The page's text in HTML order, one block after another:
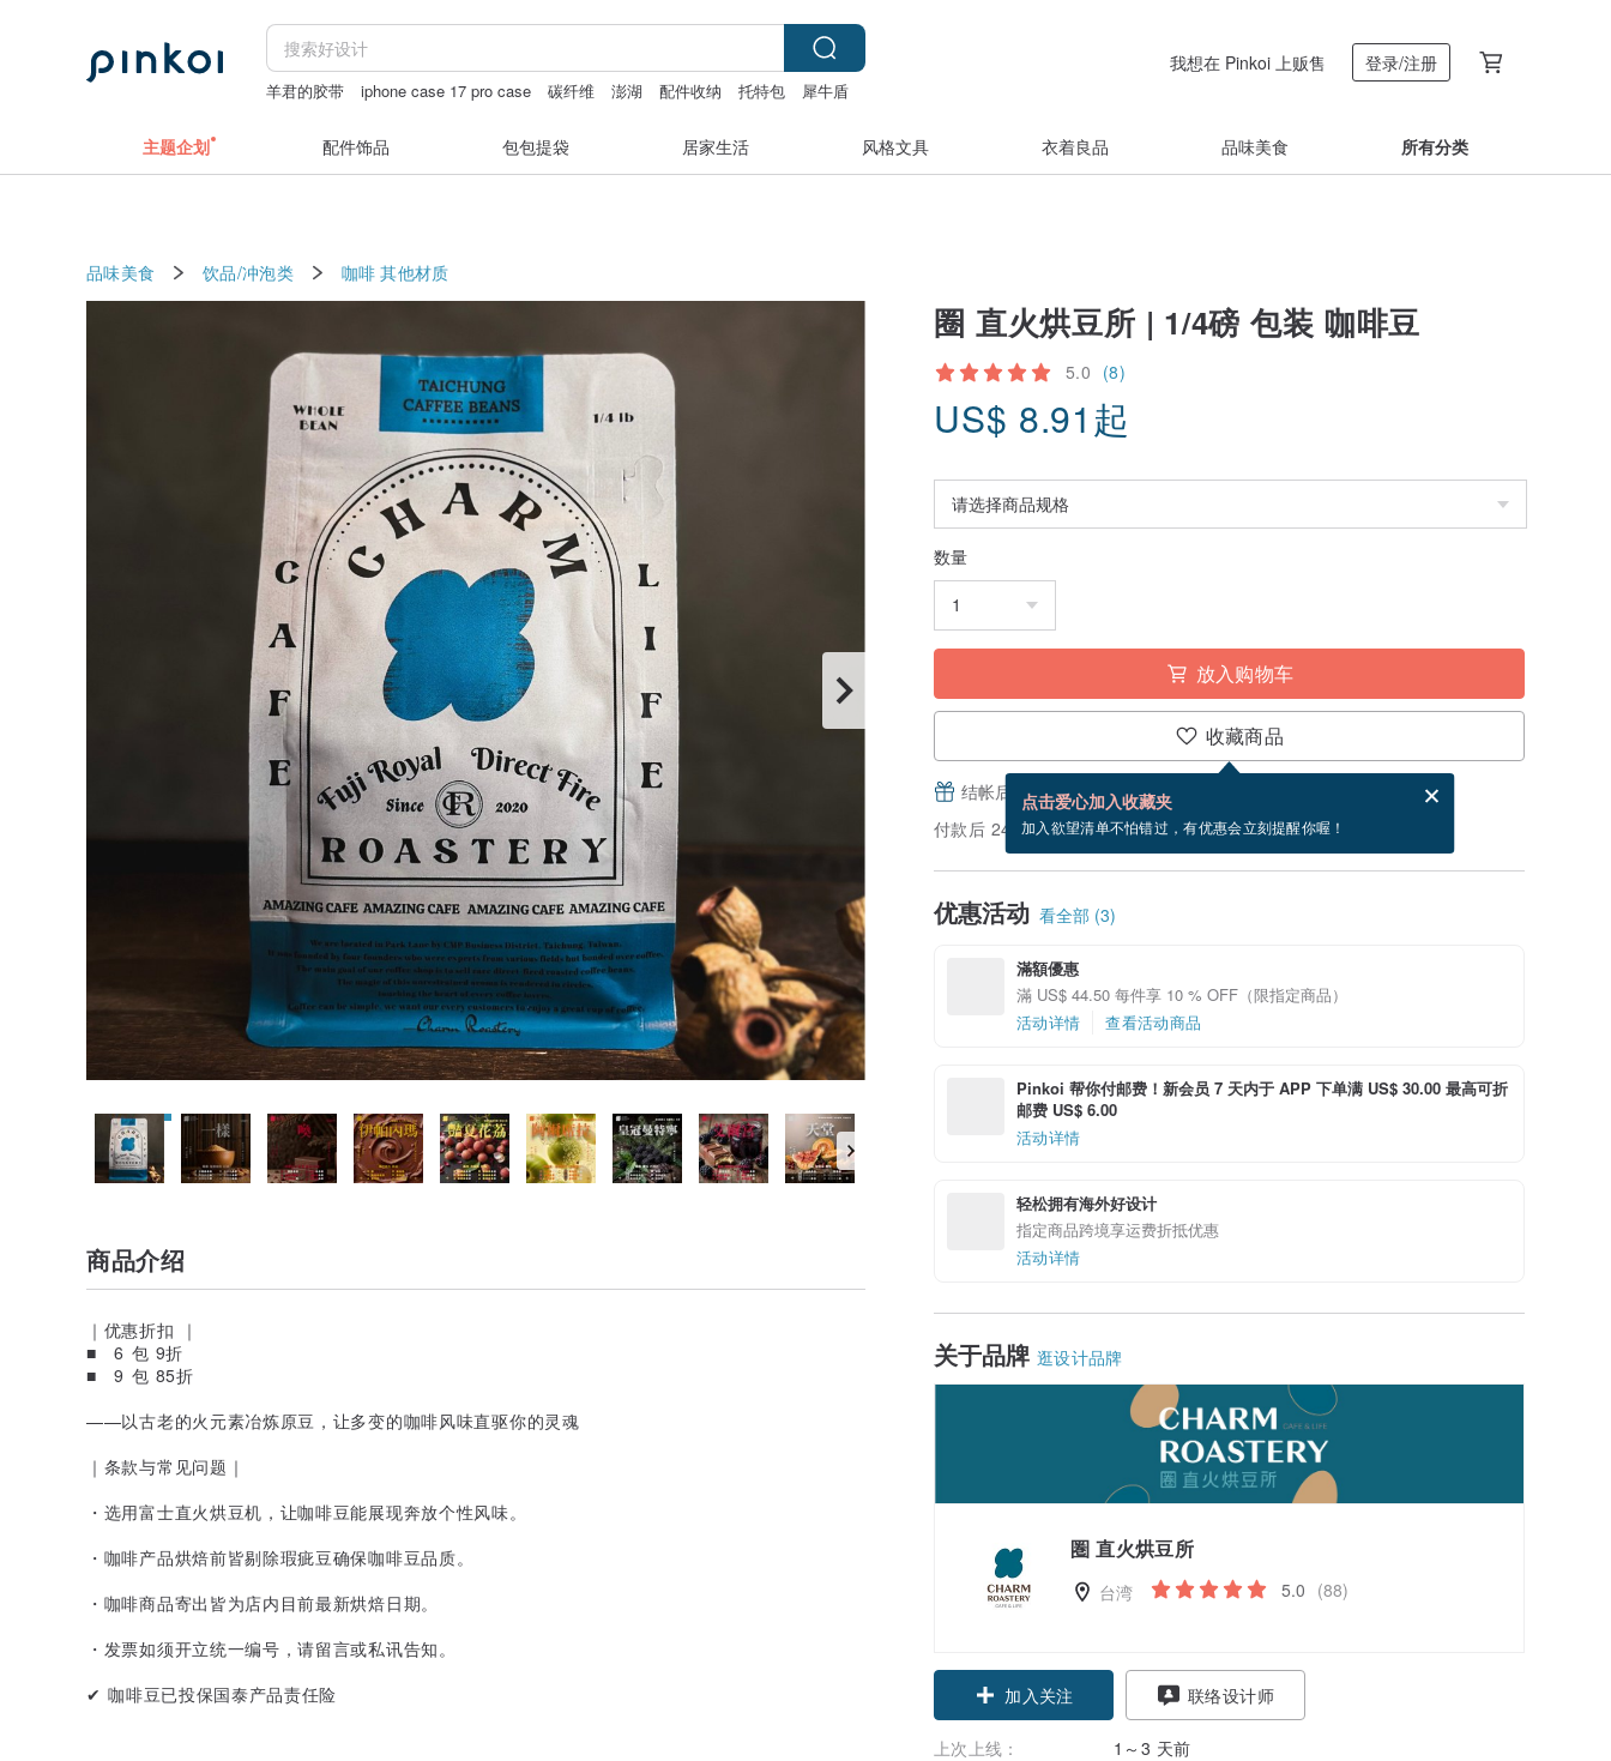
羊君的胶带 iphone case 17 pro case 碳纤维 澎湖 配件收纳 托特包
犀牛盾
我想在 Pinkoi 上贩售 登录/注册
主题企划 配件饰品 包包提袋 居家生活 风格文具 衣着良品 品味美食 所有分类
品味美食 饮品/冲泡类 咖啡 其他材质
圈 直火烘豆所 | 1/4磅 包装 咖啡豆
5.0 (8)
US$ 8.91 起
数量
放入购物车
收藏商品
点击爱心加入收藏夹
加入欲望清单不怕错过，有优惠会立刻提醒你喔！
结帐后填写并分享，免费帮你寄送电子贺卡。
电子贺卡是什么？
付款后 24 小时内出货。 （不包含周五到周日）
优惠活动 看全部 (3)
滿額優惠
滿 US$ 44.50 每件享 10 % OFF（限指定商品）
活动详情
查看活动商品
Pinkoi 帮你付邮费！新会员 7 天内于 APP 下单满 US$ 30.00 最高可折
邮费 US$ 6.00
活动详情
轻松拥有海外好设计
指定商品跨境享运费折抵优惠
活动详情
关于品牌 逛设计品牌
圏 直火烘豆所
台湾 5.0 (88)
加入关注 联络设计师
上次上线：
1～3 天前
商品介绍
｜优惠折扣 ｜
■ 6 包 9折
■ 9 包 85折
——以古老的火元素冶炼原豆，让多变的咖啡风味直驱你的灵魂
｜条款与常见问题｜
・选用富士直火烘豆机，让咖啡豆能展现奔放个性风味。
・咖啡产品烘焙前皆剔除瑕疵豆确保咖啡豆品质。
・咖啡商品寄出皆为店内目前最新烘焙日期。
・发票如须开立统一编号，请留言或私讯告知。
✔ 咖啡豆已投保国泰产品责任险